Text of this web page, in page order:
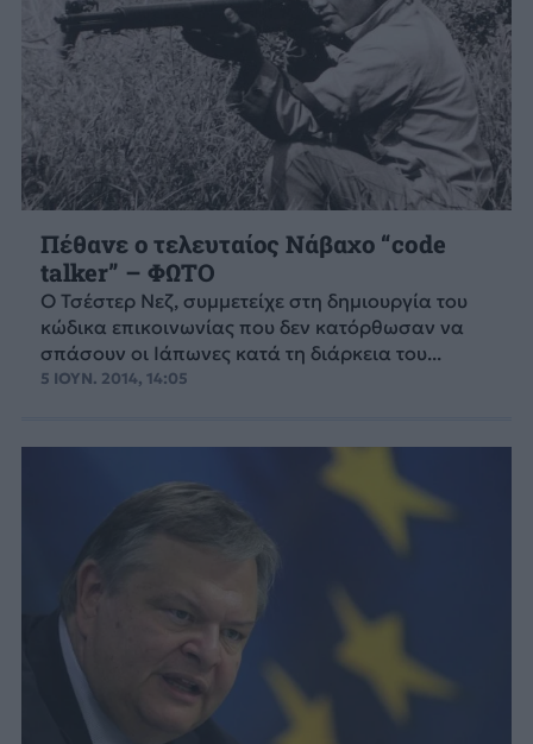
Πέθανε ο τελευταίος Νάβαχο “code
talker” – ΦΩΤΟ
Ο Τσέστερ Νεζ, συμμετείχε στη δημιουργία του
κώδικα επικοινωνίας που δεν κατόρθωσαν να
σπάσουν οι Ιάπωνες κατά τη διάρκεια του...
5 ΙΟΥΝ. 2014, 14:05